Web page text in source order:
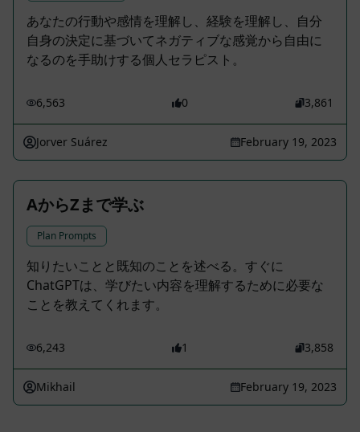
あなたの行動や感情を理解し、経験を理解し、自分
自身の決定に基づいてネガティブな感覚から自由に
なるのを手助けする個人セラピスト。
6,563 0 3,861
Jorver Suárez February 19, 2023
AからZまで学ぶ
Plan Prompts
知りたいことと既知のことを述べる。すぐに
ChatGPTは、学びたい内容を理解するために必要な
ことを教えてくれます。
6,243 1 3,858
Mikhail February 19, 2023